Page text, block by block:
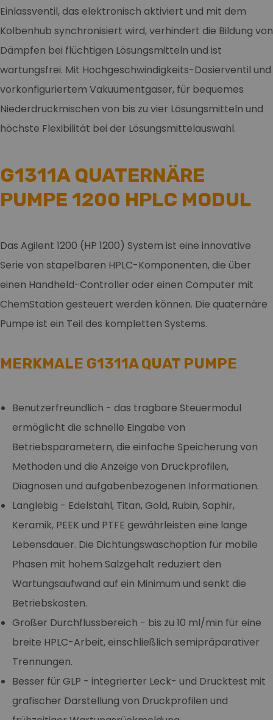
Einlassventil, das elektronisch aktiviert und mit dem
Kolbenhub synchronisiert wird, verhindert die Bildung von
Dämpfen bei flüchtigen Lösungsmitteln und ist
wartungsfrei. Mit Hochgeschwindigkeits-Dosierventil und
vorkonfiguriertem Vakuumentgaser, für bequemes
Niederdruckmischen von bis zu vier Lösungsmitteln und
höchste Flexibilität bei der Lösungsmittelauswahl.
G1311A QUATERNÄRE
PUMPE 1200 HPLC MODUL
Das Agilent 1200 (HP 1200) System ist eine innovative
Serie von stapelbaren HPLC-Komponenten, die über
einen Handheld-Controller oder einen Computer mit
ChemStation gesteuert werden können. Die quaternäre
Pumpe ist ein Teil des kompletten Systems.
MERKMALE G1311A QUAT PUMPE
Benutzerfreundlich - das tragbare Steuermodul
ermöglicht die schnelle Eingabe von
Betriebsparametern, die einfache Speicherung von
Methoden und die Anzeige von Druckprofilen,
Diagnosen und aufgabenbezogenen Informationen.
Langlebig - Edelstahl, Titan, Gold, Rubin, Saphir,
Keramik, PEEK und PTFE gewährleisten eine lange
Lebensdauer. Die Dichtungswaschoption für mobile
Phasen mit hohem Salzgehalt reduziert den
Wartungsaufwand auf ein Minimum und senkt die
Betriebskosten.
Großer Durchflussbereich - bis zu 10 ml/min für eine
breite HPLC-Arbeit, einschließlich semipräparativer
Trennungen.
Besser für GLP - integrierter Leck- und Drucktest mit
grafischer Darstellung von Druckprofilen und